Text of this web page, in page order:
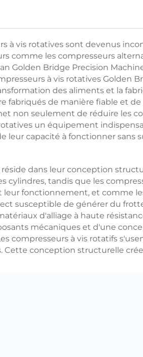
à vis rotatives sont devenus
comme les compresseurs
Golden Bridge Precision
à vis rotatives Golden
des aliments et la
de manière fiable et de
non seulement de réduire les
un équipement
leur capacité à fonctionner sans
dans leur conception
tandis que les
fonctionnement, et comme
susceptible de générer du
d'alliage à haute
mécaniques et d'une
compresseurs à vis rotatifs
conception structurelle